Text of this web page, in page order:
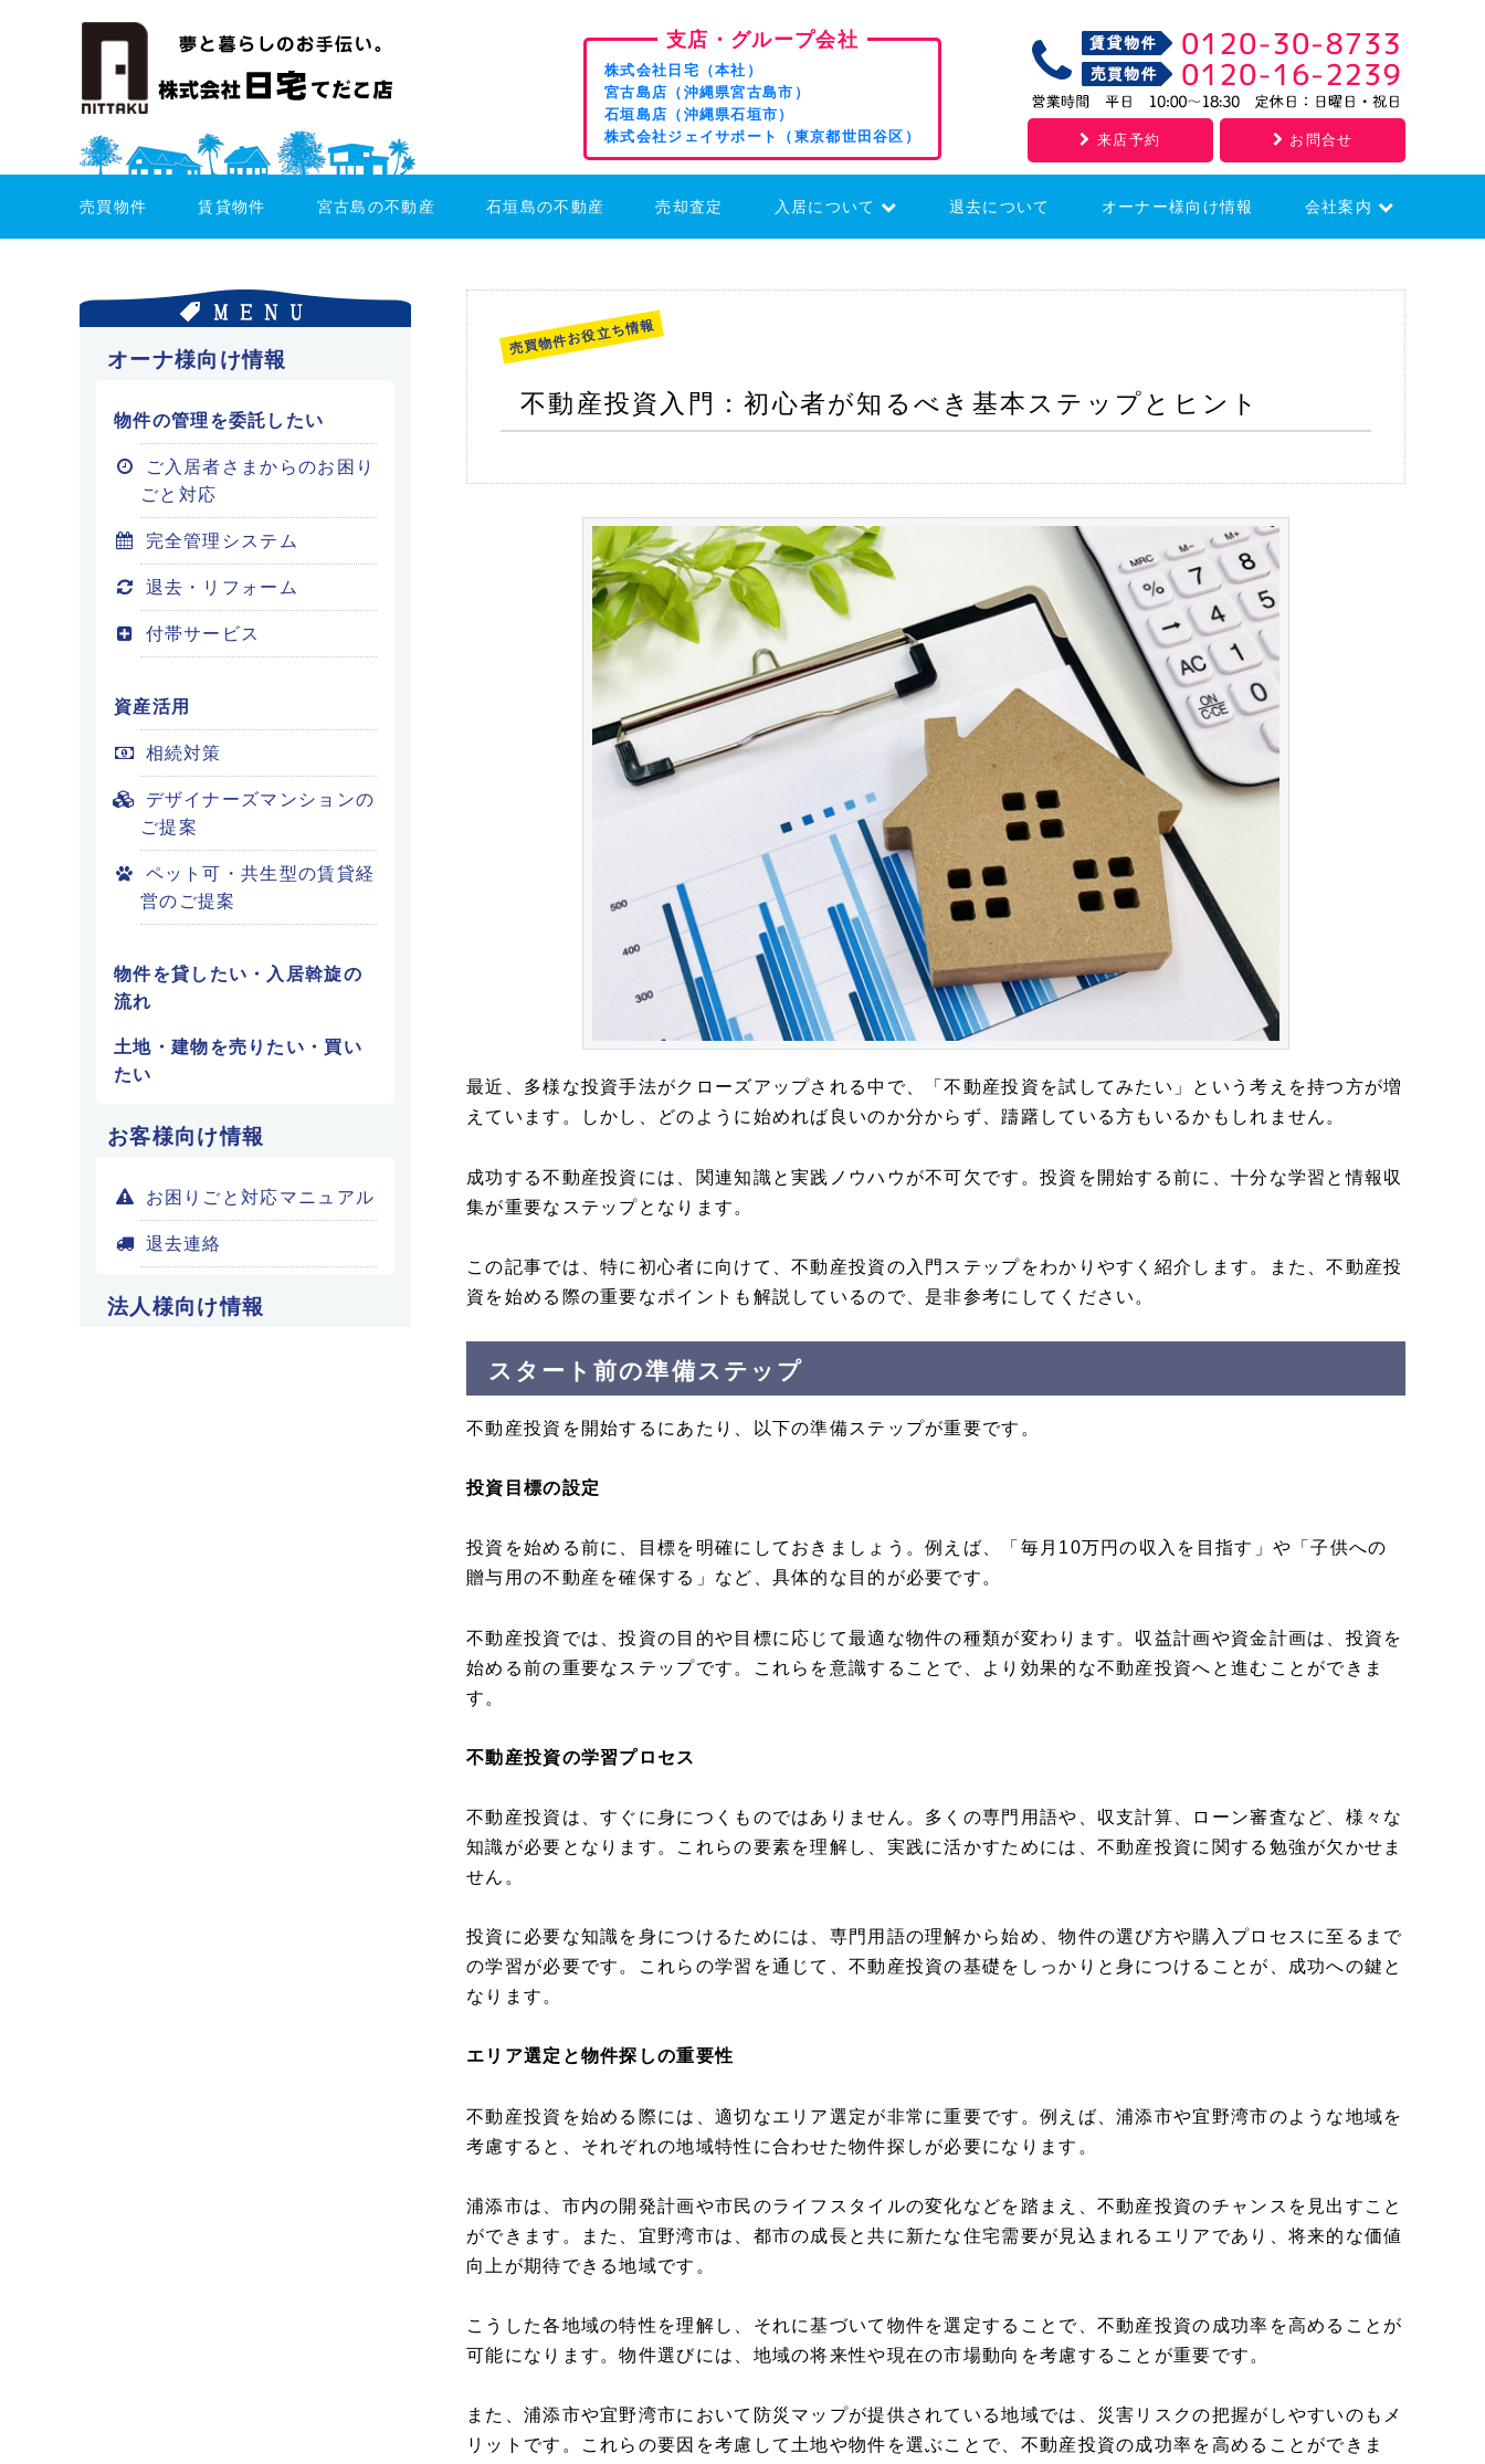
支店・グループ会社
株式会社日宅（本社）
宮古島店（沖縄県宮古島市）
石垣島店（沖縄県石垣市）
株式会社ジェイサポート（東京都世田谷区）
来店予約 お問合せ
売買物件 賃貸物件 宮古島の不動産 石垣島の不動産 売却査定 入居について 退去について オーナー様向け情報 会社案内
売買物件お役立ち情報
不動産投資入門：初心者が知るべき基本ステップとヒント
最近、多様な投資手法がクローズアップされる中で、「不動産投資を試してみたい」という考えを持つ方が増
えています。しかし、どのように始めれば良いのか分からず、躊躇している方もいるかもしれません。
成功する不動産投資には、関連知識と実践ノウハウが不可欠です。投資を開始する前に、十分な学習と情報収
集が重要なステップとなります。
この記事では、特に初心者に向けて、不動産投資の入門ステップをわかりやすく紹介します。また、不動産投
資を始める際の重要なポイントも解説しているので、是非参考にしてください。
スタート前の準備ステップ
不動産投資を開始するにあたり、以下の準備ステップが重要です。
投資目標の設定
投資を始める前に、目標を明確にしておきましょう。例えば、「毎月10万円の収入を目指す」や「子供への
贈与用の不動産を確保する」など、具体的な目的が必要です。
不動産投資では、投資の目的や目標に応じて最適な物件の種類が変わります。収益計画や資金計画は、投資を
始める前の重要なステップです。これらを意識することで、より効果的な不動産投資へと進むことができま
す。
不動産投資の学習プロセス
不動産投資は、すぐに身につくものではありません。多くの専門用語や、収支計算、ローン審査など、様々な
知識が必要となります。これらの要素を理解し、実践に活かすためには、不動産投資に関する勉強が欠かせま
せん。
投資に必要な知識を身につけるためには、専門用語の理解から始め、物件の選び方や購入プロセスに至るまで
の学習が必要です。これらの学習を通じて、不動産投資の基礎をしっかりと身につけることが、成功への鍵と
なります。
エリア選定と物件探しの重要性
不動産投資を始める際には、適切なエリア選定が非常に重要です。例えば、浦添市や宜野湾市のような地域を
考慮すると、それぞれの地域特性に合わせた物件探しが必要になります。
浦添市は、市内の開発計画や市民のライフスタイルの変化などを踏まえ、不動産投資のチャンスを見出すこと
ができます。また、宜野湾市は、都市の成長と共に新たな住宅需要が見込まれるエリアであり、将来的な価値
向上が期待できる地域です。
こうした各地域の特性を理解し、それに基づいて物件を選定することで、不動産投資の成功率を高めることが
可能になります。物件選びには、地域の将来性や現在の市場動向を考慮することが重要です。
また、浦添市や宜野湾市において防災マップが提供されている地域では、災害リスクの把握がしやすいのもメ
リットです。これらの要因を考慮して土地や物件を選ぶことで、不動産投資の成功率を高めることができま
オーナ様向け情報
物件の管理を委託したい
ご入居者さまからのお困り
ごと対応
完全管理システム
退去・リフォーム
付帯サービス
資産活用
相続対策
デザイナーズマンションの
ご提案
ペット可・共生型の賃貸経
営のご提案
物件を貸したい・入居斡旋の
流れ
土地・建物を売りたい・買い
たい
お客様向け情報
お困りごと対応マニュアル
退去連絡
法人様向け情報